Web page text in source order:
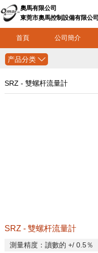
奧馬有限公司
東莞市奧馬控制設備有限公司
首頁 公司簡介
产品分类
SRZ - 雙螺杆流量計
SRZ - 雙螺杆流量計
測量精度：讀數的 +/ 0.5％